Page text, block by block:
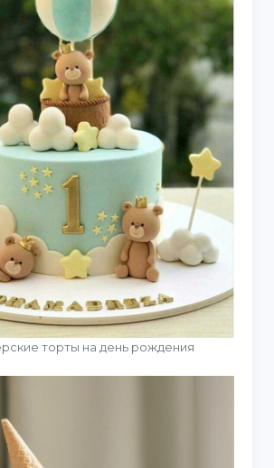
торты на день рождения